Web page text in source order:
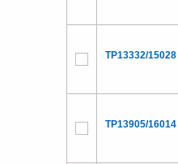
TP13332/15028
TP13905/16014